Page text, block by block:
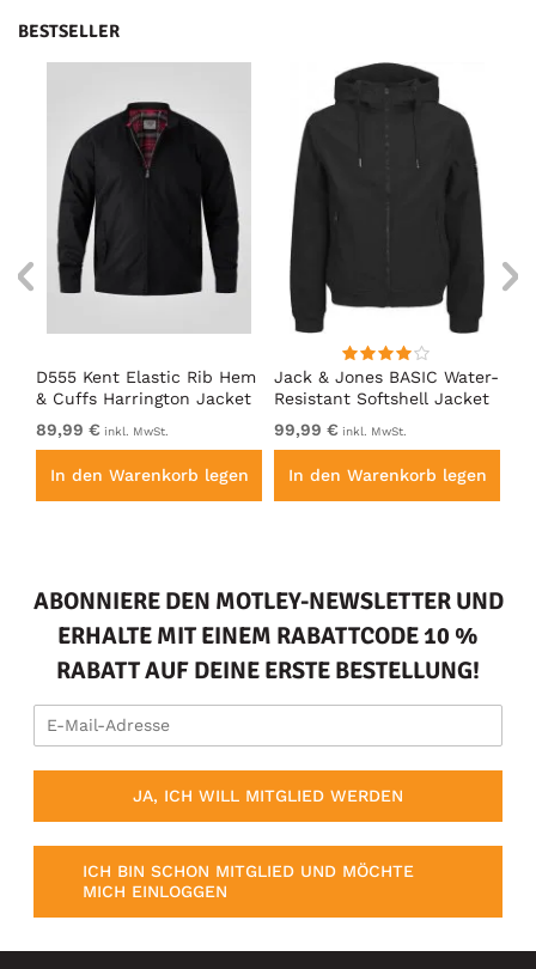
BESTSELLER
D555 Kent Elastic Rib Hem
& Cuffs Harrington Jacket
Black
89,99 € inkl. MwSt.
In den Warenkorb legen
Jack & Jones BASIC Water-
Resistant Softshell Jacket
Black
99,99 € inkl. MwSt.
In den Warenkorb legen
ABONNIERE DEN MOTLEY-NEWSLETTER UND
ERHALTE MIT EINEM RABATTCODE 10 %
RABATT AUF DEINE ERSTE BESTELLUNG!
JA, ICH WILL MITGLIED WERDEN
ICH BIN SCHON MITGLIED UND MÖCHTE
MICH EINLOGGEN